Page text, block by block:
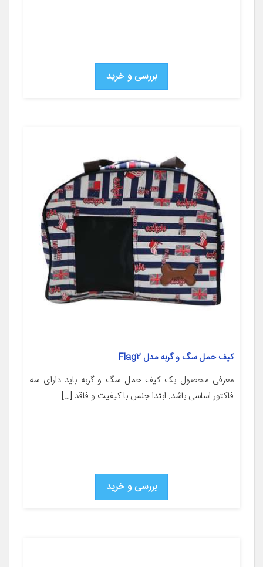
بررسی و خرید
کیف حمل سگ و گربه مدل Flag2
معرفی محصول یک کیف حمل سگ و گربه باید دارای سه
فاکتور اساسی باشد. ابتدا جنس با کیفیت و فاقد […]
بررسی و خرید